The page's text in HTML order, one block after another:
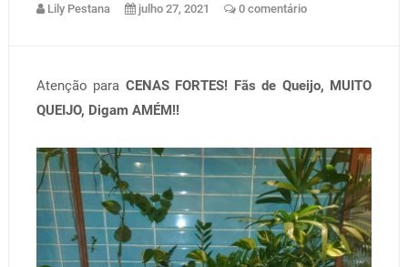
Lily Pestana julho 27, 2021 0 comentário
Atenção para CENAS FORTES! Fãs de Queijo, MUITO
QUEIJO, Digam AMÉM!!